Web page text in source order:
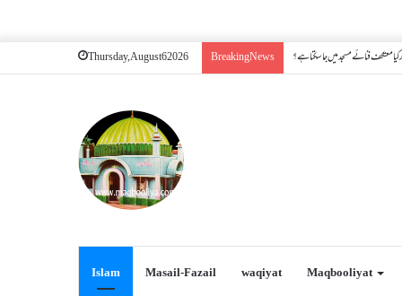
Thursday, August 6 2026 Breaking News معتکف فنائے مسجد میں جا سکتا ہے؟
Islam Masail-Fazail waqiyat Maqbooliyat